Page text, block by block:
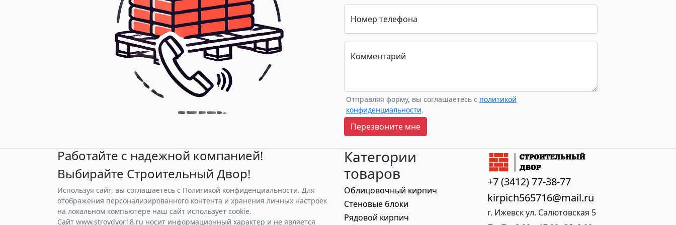
долговечность
конструкций. Выбор
профессионалов для
качественного
обеспечивает
безопасность
конструкций в условиях
высоких температур.
поддонах по 336 штук.
Номер телефона
Комментарий
Отправляя форму, вы соглашаетесь с политикой
конфиденциальности.
Перезвоните мне
Работайте с надежной компанией!
Выбирайте Строительный Двор!
Используя сайт, вы соглашаетесь с Политикой конфиденциальности. Для
отображения персонализированного контента и хранения личных настроек
на локальном компьютере наш сайт использует cookie.
Сайт www.stroydvor18.ru носит информационный характер и не является
Категории
товаров
Облицовочный кирпич
Стеновые блоки
Рядовой кирпич
+7 (3412) 77-38-77
kirpich565716@mail.ru
г. Ижевск ул. Салютовская 5